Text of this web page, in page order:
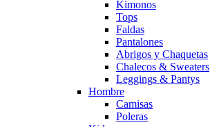
Kimonos
Tops
Faldas
Pantalones
Abrigos y Chaquetas
Chalecos & Sweaters
Leggings & Pantys
Hombre
Camisas
Poleras